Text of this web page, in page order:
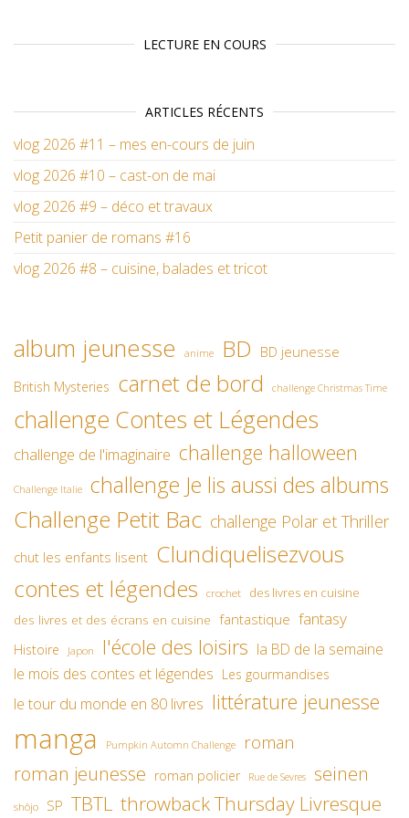
LECTURE EN COURS
ARTICLES RÉCENTS
vlog 2026 #11 – mes en-cours de juin
vlog 2026 #10 – cast-on de mai
vlog 2026 #9 – déco et travaux
Petit panier de romans #16
vlog 2026 #8 – cuisine, balades et tricot
album jeunesse anime BD BD jeunesse
British Mysteries carnet de bord challenge Christmas Time
challenge Contes et Légendes
challenge de l'imaginaire challenge halloween
Challenge Italie challenge Je lis aussi des albums
Challenge Petit Bac challenge Polar et Thriller
chut les enfants lisent Clundiquelisezvous
contes et légendes
crochet
des livres en cuisine
des livres et des écrans en cuisine fantastique fantasy
Histoire Japon l'école des loisirs la BD de la semaine
le mois des contes et légendes Les gourmandises
le tour du monde en 80 livres littérature jeunesse
manga Pumpkin Automn Challenge roman
roman jeunesse roman policier Rue de Sevres seinen
shôjo SP TBTL throwback Thursday Livresque